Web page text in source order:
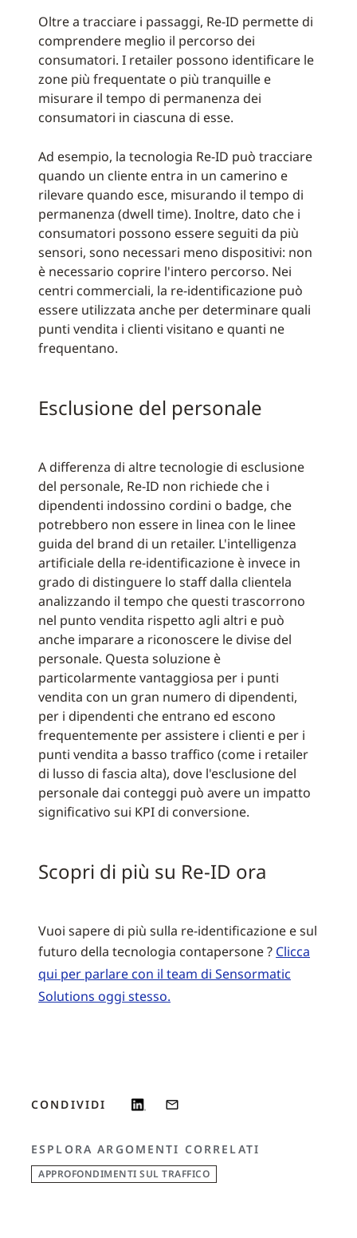
Oltre a tracciare i passaggi, Re-ID permette di
comprendere meglio il percorso dei
consumatori. I retailer possono identificare le
zone più frequentate o più tranquille e
misurare il tempo di permanenza dei
consumatori in ciascuna di esse.
Ad esempio, la tecnologia Re-ID può tracciare
quando un cliente entra in un camerino e
rilevare quando esce, misurando il tempo di
permanenza (dwell time). Inoltre, dato che i
consumatori possono essere seguiti da più
sensori, sono necessari meno dispositivi: non
è necessario coprire l'intero percorso. Nei
centri commerciali, la re-identificazione può
essere utilizzata anche per determinare quali
punti vendita i clienti visitano e quanti ne
frequentano.
Esclusione del personale
A differenza di altre tecnologie di esclusione
del personale, Re-ID non richiede che i
dipendenti indossino cordini o badge, che
potrebbero non essere in linea con le linee
guida del brand di un retailer. L'intelligenza
artificiale della re-identificazione è invece in
grado di distinguere lo staff dalla clientela
analizzando il tempo che questi trascorrono
nel punto vendita rispetto agli altri e può
anche imparare a riconoscere le divise del
personale. Questa soluzione è
particolarmente vantaggiosa per i punti
vendita con un gran numero di dipendenti,
per i dipendenti che entrano ed escono
frequentemente per assistere i clienti e per i
punti vendita a basso traffico (come i retailer
di lusso di fascia alta), dove l'esclusione del
personale dai conteggi può avere un impatto
significativo sui KPI di conversione.
Scopri di più su Re-ID ora
Vuoi sapere di più sulla re-identificazione e sul
futuro della tecnologia contapersone ? Clicca
qui per parlare con il team di Sensormatic
Solutions oggi stesso.
CONDIVIDI
ESPLORA ARGOMENTI CORRELATI
APPROFONDIMENTI SUL TRAFFICO